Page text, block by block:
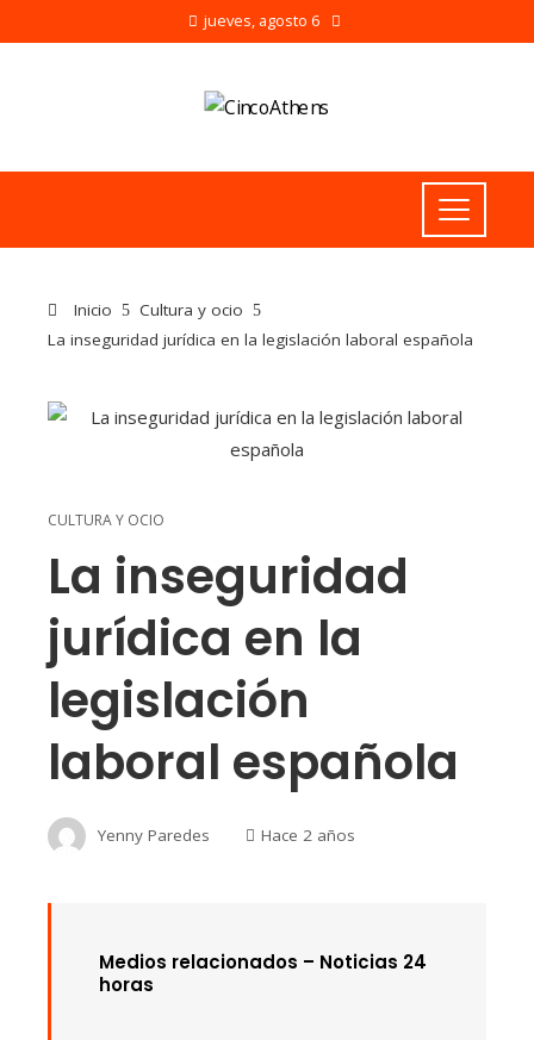
jueves, agosto 6
Inicio
Cultura y ocio
La inseguridad jurídica en la legislación laboral española
CULTURA Y OCIO
La inseguridad
jurídica en la
legislación
laboral española
Yenny Paredes Hace 2 años
Medios relacionados – Noticias 24
horas